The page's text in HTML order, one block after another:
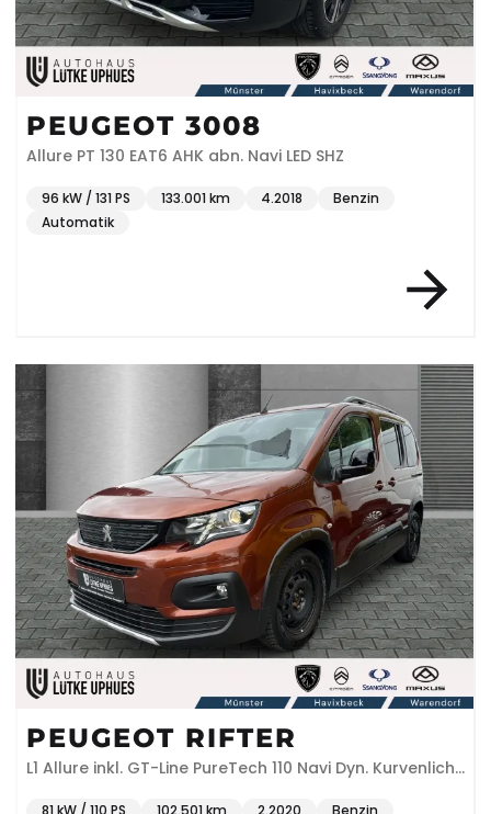
PEUGEOT 3008
Allure PT 130 EAT6 AHK abn. Navi LED SHZ
96 kW / 131 PS 133.001 km 4.2018
Benzin
Automatik
PEUGEOT RIFTER
L1 Allure inkl. GT-Line PureTech 110 Navi Dyn. Kurvenlicht
81 kW / 110 PS 102.501 km 2.2020 Benzin